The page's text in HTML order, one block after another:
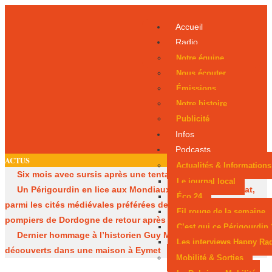
Accueil
Radio
Notre équipe
Nous écouter
Émissions
Notre histoire
Publicité
Infos
Podcasts
Actualités & Informations
Le journal local
Éco 24
Fil rouge de la semaine
C’est qui ce Périgourdin
Les interviews Happy
Mobilité & Sorties
ACTUS
Six mois avec sursis après une tentative d’incendie
Un Périgourdin en lice aux Mondiaux juniors
Sarlat,
parmi les cités médiévales préférées des Français
pompiers de Dordogne de retour après les méga-feux
Dernier hommage à l’historien Guy Mandon
découverts dans une maison à Eymet